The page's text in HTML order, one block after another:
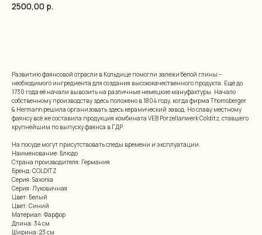
2500,00 р.
Развитию фаянсовой отрасли в Кольдице помогли залежи белой глины –
необходимого ингредиента для создания высококачественного продукта. Ещё до
1730 года её начали вывозить на различные немецкие мануфактуры. Начало
собственному производству здесь положено в 1804 году, когда фирма Thomsberger
& Hermann решила организовать здесь керамический завод. Но славу местному
фаянсу всё же составила продукция комбината VEB Porzellanwerk Colditz, ставшего
крупнейшим по выпуску фаянса в ГДР.
На посуде могут присутствовать следы времени и эксплуатации.
Наименование: Блюдо
Страна производителя: Германия
Бренд: COLDITZ
Серия: Saxonia
Серия: Луковичная
Цвет: Белый
Цвет: Синий
Материал: Фарфор
Длина: 34 см
Ширина: 23 см